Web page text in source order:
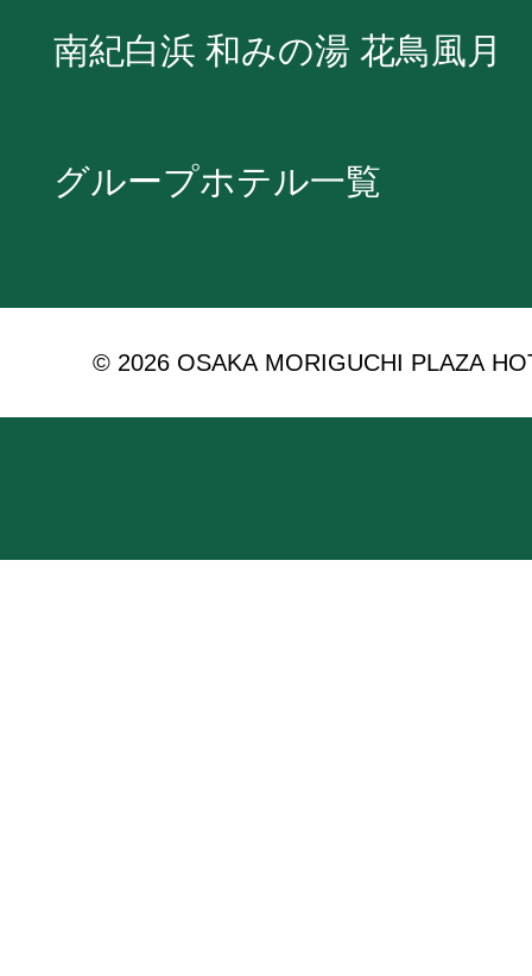
南紀白浜 和みの湯 花鳥風月
グループホテル一覧
© 2026 OSAKA MORIGUCHI PLAZA